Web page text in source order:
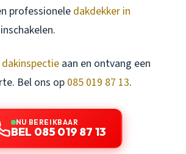
professionele dakdekker in
dakinspectie aan en ontvang een
Bel ons op 085 019 87 13.
NU BEREIKBAAR
BEL 085 019 87 13